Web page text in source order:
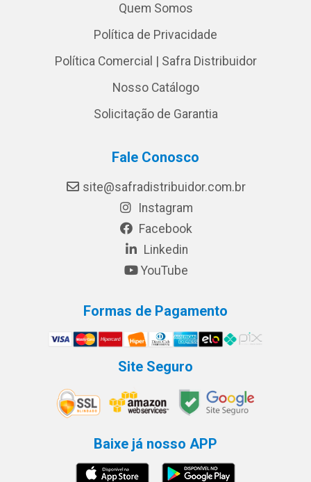
Quem Somos
Política de Privacidade
Política Comercial | Safra Distribuidor
Nosso Catálogo
Solicitação de Garantia
Fale Conosco
site@safradistribuidor.com.br
Instagram
Facebook
Linkedin
YouTube
Formas de Pagamento
Site Seguro
Baixe já nosso APP